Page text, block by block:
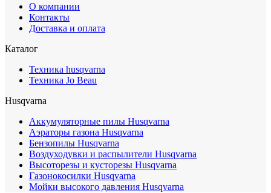
О компании
Контакты
Доставка и оплата
Каталог
Техника husqvarna
Техника Jo Beau
Husqvarna
Аккумуляторные пилы Husqvarna
Аэраторы газона Husqvarna
Бензопилы Husqvarna
Воздуходувки и распылители Husqvarna
Высоторезы и кусторезы Husqvarna
Газонокосилки Husqvarna
Мойки высокого давления Husqvarna